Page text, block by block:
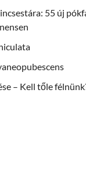
55 új
– Kell tőle